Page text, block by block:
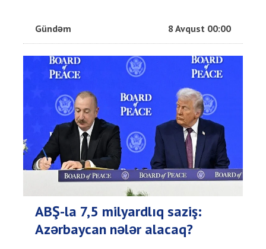
Gündəm 8 Avqust 00:00
ABŞ-la 7,5 milyardlıq saziş:
Azərbaycan nələr alacaq?